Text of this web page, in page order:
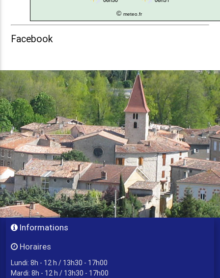
© meteo.fr
Facebook
Informations
Horaires
Lundi: 8h - 12 h / 13h30 - 17h00
Mardi: 8h - 12 h / 13h30 - 17h00